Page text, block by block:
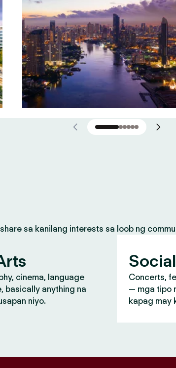
sa kanilang interests sa loob ng
cinema, language
basically anything na
niyo.
Concerts,
— mga tipo
kapag may